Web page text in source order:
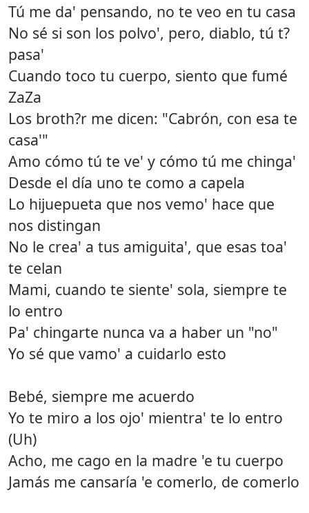
Tú me da' pensando, no te veo en tu casa
No sé si son los polvo', pero, diablo, tú t?
pasa'
Cuando toco tu cuerpo, siento que fumé
ZaZa
Los broth?r me dicen: "Cabrón, con esa te
casa'"
Amo cómo tú te ve' y cómo tú me chinga'
Desde el día uno te como a capela
Lo hijuepueta que nos vemo' hace que
nos distingan
No le crea' a tus amiguita', que esas toa'
te celan
Mami, cuando te siente' sola, siempre te
lo entro
Pa' chingarte nunca va a haber un "no"
Yo sé que vamo' a cuidarlo esto
Bebé, siempre me acuerdo
Yo te miro a los ojo' mientra' te lo entro
(Uh)
Acho, me cago en la madre 'e tu cuerpo
Jamás me cansaría 'e comerlo, de comerlo